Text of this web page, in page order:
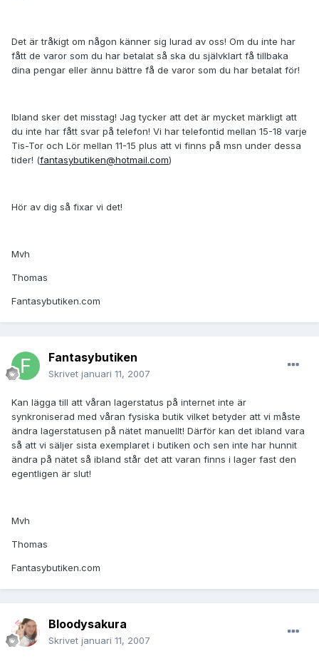
Det är tråkigt om någon känner sig lurad av oss! Om du inte har
fått de varor som du har betalat så ska du självklart få tillbaka
dina pengar eller ännu bättre få de varor som du har betalat för!
Ibland sker det misstag! Jag tycker att det är mycket märkligt att
du inte har fått svar på telefon! Vi har telefontid mellan 15-18 varje
Tis-Tor och Lör mellan 11-15 plus att vi finns på msn under dessa
tider! (fantasybutiken@hotmail.com)
Hör av dig så fixar vi det!
Mvh
Thomas
Fantasybutiken.com
Fantasybutiken
Skrivet januari 11, 2007
Kan lägga till att våran lagerstatus på internet inte är
synkroniserad med våran fysiska butik vilket betyder att vi måste
ändra lagerstatusen på nätet manuellt! Därför kan det ibland vara
så att vi säljer sista exemplaret i butiken och sen inte har hunnit
ändra på nätet så ibland står det att varan finns i lager fast den
egentligen är slut!
Mvh
Thomas
Fantasybutiken.com
Bloodysakura
Skrivet januari 11, 2007